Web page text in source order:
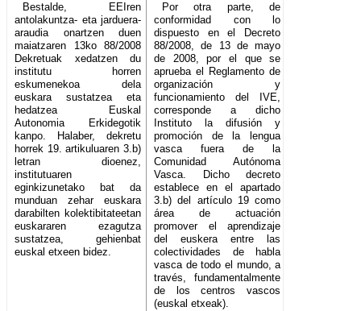
Bestalde, EEIren
antolakuntza- eta jarduera-
araudia onartzen duen
maiatzaren 13ko 88/2008
Dekretuak xedatzen du
institutu horren
eskumenekoa dela
euskara sustatzea eta
hedatzea Euskal
Autonomia Erkidegotik
kanpo. Halaber, dekretu
horrek 19. artikuluaren 3.b)
letran dioenez,
institutuaren
eginkizunetako bat da
munduan zehar euskara
darabilten kolektibitateetan
euskararen ezagutza
sustatzea, gehienbat
euskal etxeen bidez.
Por otra parte, de
conformidad con lo
dispuesto en el Decreto
88/2008, de 13 de mayo
de 2008, por el que se
aprueba el Reglamento de
organización y
funcionamiento del IVE,
corresponde a dicho
Instituto la difusión y
promoción de la lengua
vasca fuera de la
Comunidad Autónoma
Vasca. Dicho decreto
establece en el apartado
3.b) del artículo 19 como
área de actuación
promover el aprendizaje
del euskera entre las
colectividades de habla
vasca de todo el mundo, a
través, fundamentalmente
de los centros vascos
(euskal etxeak).